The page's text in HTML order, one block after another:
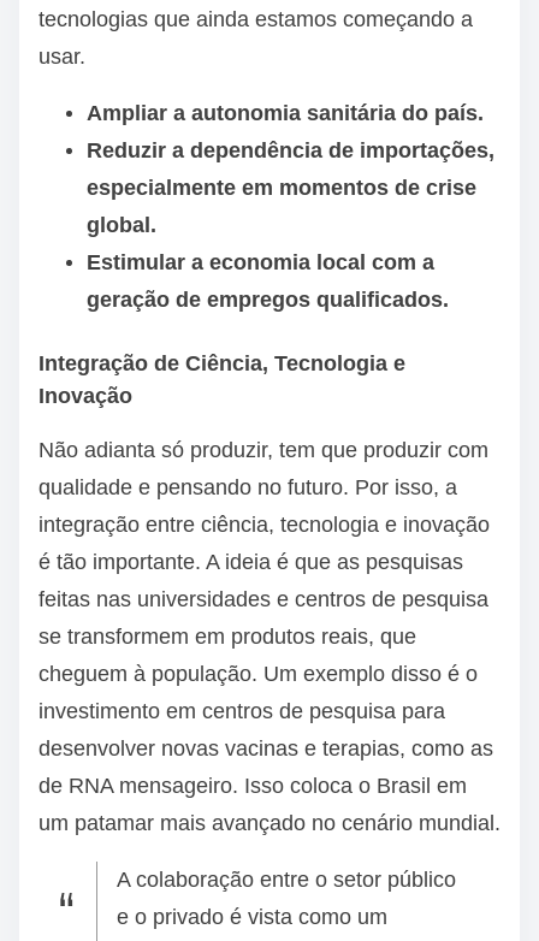
tecnologias que ainda estamos começando a
usar.
Ampliar a autonomia sanitária do país.
Reduzir a dependência de importações,
especialmente em momentos de crise
global.
Estimular a economia local com a
geração de empregos qualificados.
Integração de Ciência, Tecnologia e
Inovação
Não adianta só produzir, tem que produzir com
qualidade e pensando no futuro. Por isso, a
integração entre ciência, tecnologia e inovação
é tão importante. A ideia é que as pesquisas
feitas nas universidades e centros de pesquisa
se transformem em produtos reais, que
cheguem à população. Um exemplo disso é o
investimento em centros de pesquisa para
desenvolver novas vacinas e terapias, como as
de RNA mensageiro. Isso coloca o Brasil em
um patamar mais avançado no cenário mundial.
A colaboração entre o setor público
e o privado é vista como um